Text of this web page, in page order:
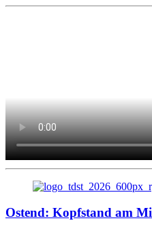
Ostend: Kopfstand am